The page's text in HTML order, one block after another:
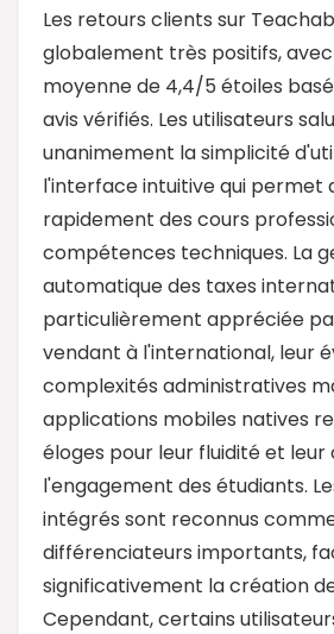
Les retours clients sur
globalement très positifs,
moyenne de 4,4/5 étoiles
avis vérifiés. Les utilisateurs
unanimement la simplicité
l'interface intuitive qui permet
rapidement des cours
compétences techniques. La
automatique des taxes
particulièrement appréciée
vendant à l'international, leur
complexités administratives
applications mobiles natives
éloges pour leur fluidité et
l'engagement des étudiants.
intégrés sont reconnus
différenciateurs importants,
significativement la création
Cependant, certains